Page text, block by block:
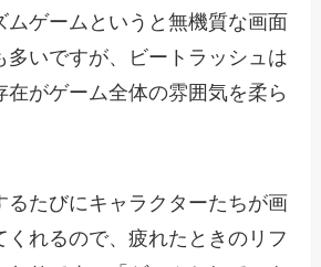
ムゲームというと無機質な画面
多いですが、ビートラッシュは
在がゲーム全体の雰囲気を柔ら
るたびにキャラクターたちが画
くれるので、疲れたときのリフ